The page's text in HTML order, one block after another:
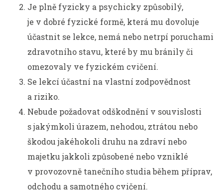
Je plně fyzicky a psychicky způsobilý,
je v dobré fyzické formě, která mu dovoluje
účastnit se lekce, nemá nebo netrpí poruchami
zdravotního stavu, které by mu bránily či
omezovaly ve fyzickém cvičení.
Se lekcí účastní na vlastní zodpovědnost
a riziko.
Nebude požadovat odškodnění v souvislosti
s jakýmkoli úrazem, nehodou, ztrátou nebo
škodou jakéhokoli druhu na zdraví nebo
majetku jakkoli způsobené nebo vzniklé
v provozovně tanečního studia během příprav,
odchodu a samotného cvičení.